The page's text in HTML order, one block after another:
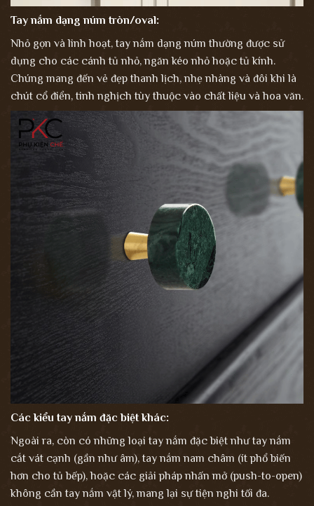
Tay nắm dạng núm tròn/oval:
Nhỏ gọn và linh hoạt, tay nắm dạng núm thường được sử
dụng cho các cánh tủ nhỏ, ngăn kéo nhỏ hoặc tủ kính.
Chúng mang đến vẻ đẹp thanh lịch, nhẹ nhàng và đôi khi là
chút cổ điển, tinh nghịch tùy thuộc vào chất liệu và hoa văn.
Các kiểu tay nắm đặc biệt khác:
Ngoài ra, còn có những loại tay nắm đặc biệt như tay nắm
cắt vát cạnh (gần như âm), tay nắm nam châm (ít phổ biến
hơn cho tủ bếp), hoặc các giải pháp nhấn mở (push-to-open)
không cần tay nắm vật lý, mang lại sự tiện nghi tối đa.